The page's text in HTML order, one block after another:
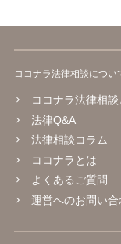
ココナラ法律相談につい
ココナラ法律相談
法律Q&A
法律相談コラム
ココナラとは
よくあるご質問
運営へのお問い合